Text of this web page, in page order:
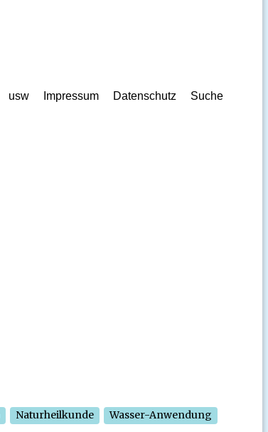
usw Impressum Datenschutz Suche
Naturheilkunde
Wasser-Anwendung